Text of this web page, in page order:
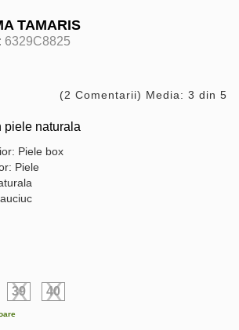
TAMARIS
6329C8825
(2 Comentarii) Media: 3 din 5
piele naturala
Piele box
Piele
39 40